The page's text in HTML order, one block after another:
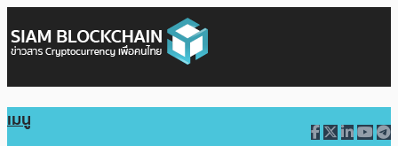
เมนู